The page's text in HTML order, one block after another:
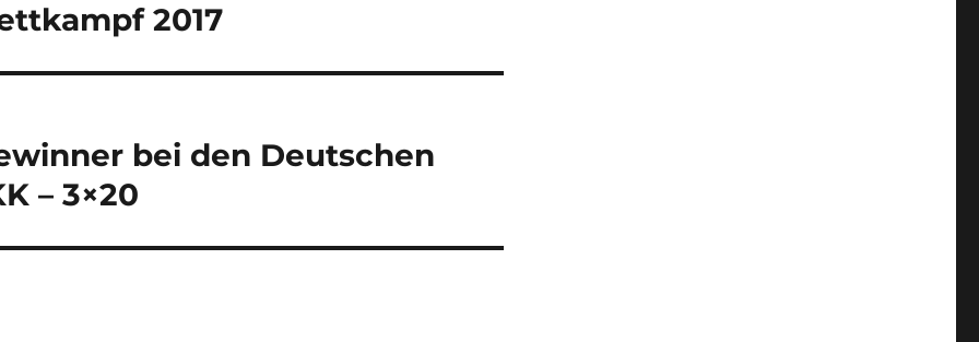
2017
bei den Deutschen
– 3×20